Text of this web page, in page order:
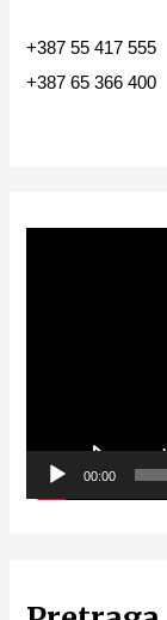
+387 55 417 555
+387 65 366 400
l
00:00